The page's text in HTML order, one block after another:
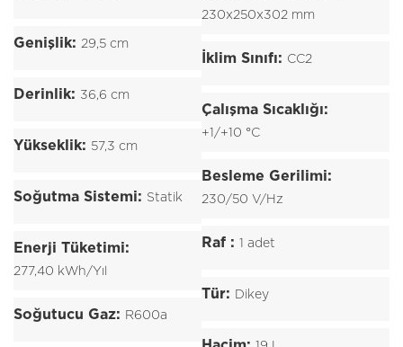
Genişlik: 29,5 cm
Derinlik: 36,6 cm
Yükseklik: 57,3 cm
Soğutma Sistemi: Statik
Enerji Tüketimi:
277,40 kWh/Yıl
Soğutucu Gaz: R600a
230x250x302 mm
İklim Sınıfı: CC2
Çalışma Sıcaklığı:
+1/+10 °C
Besleme Gerilimi:
230/50 V/Hz
Raf : 1 adet
Tür: Dikey